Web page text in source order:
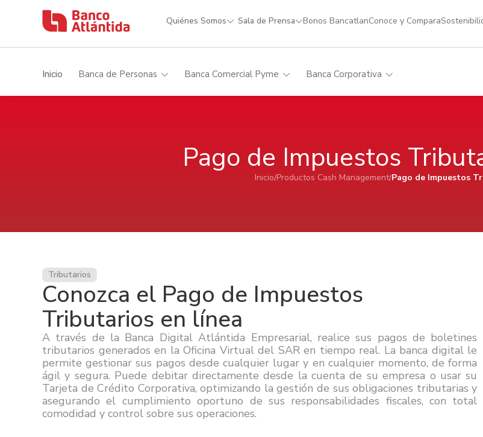
Quiénes Somos Sala de Prensa Bonos BancatlanConoce y Compara
Inicio Banca de Personas Banca Comercial Pyme Banca Corporativa
Pago de Impuestos
Inicio Productos Cash Management Pago de Impuestos
Tributarios
Conozca el Pago de Impuestos
Tributarios en línea
A través de la Banca Digital Atlántida Empresarial, realice sus pagos de boletines
tributarios generados en la Oficina Virtual del SAR en tiempo real. La banca digital le
permite gestionar sus pagos desde cualquier lugar y en cualquier momento, de forma
ágil y segura. Puede debitar directamente desde la cuenta de su empresa o usar su
Tarjeta de Crédito Corporativa, optimizando la gestión de sus obligaciones tributarias y
asegurando el cumplimiento oportuno de sus responsabilidades fiscales, con total
comodidad y control sobre sus operaciones.